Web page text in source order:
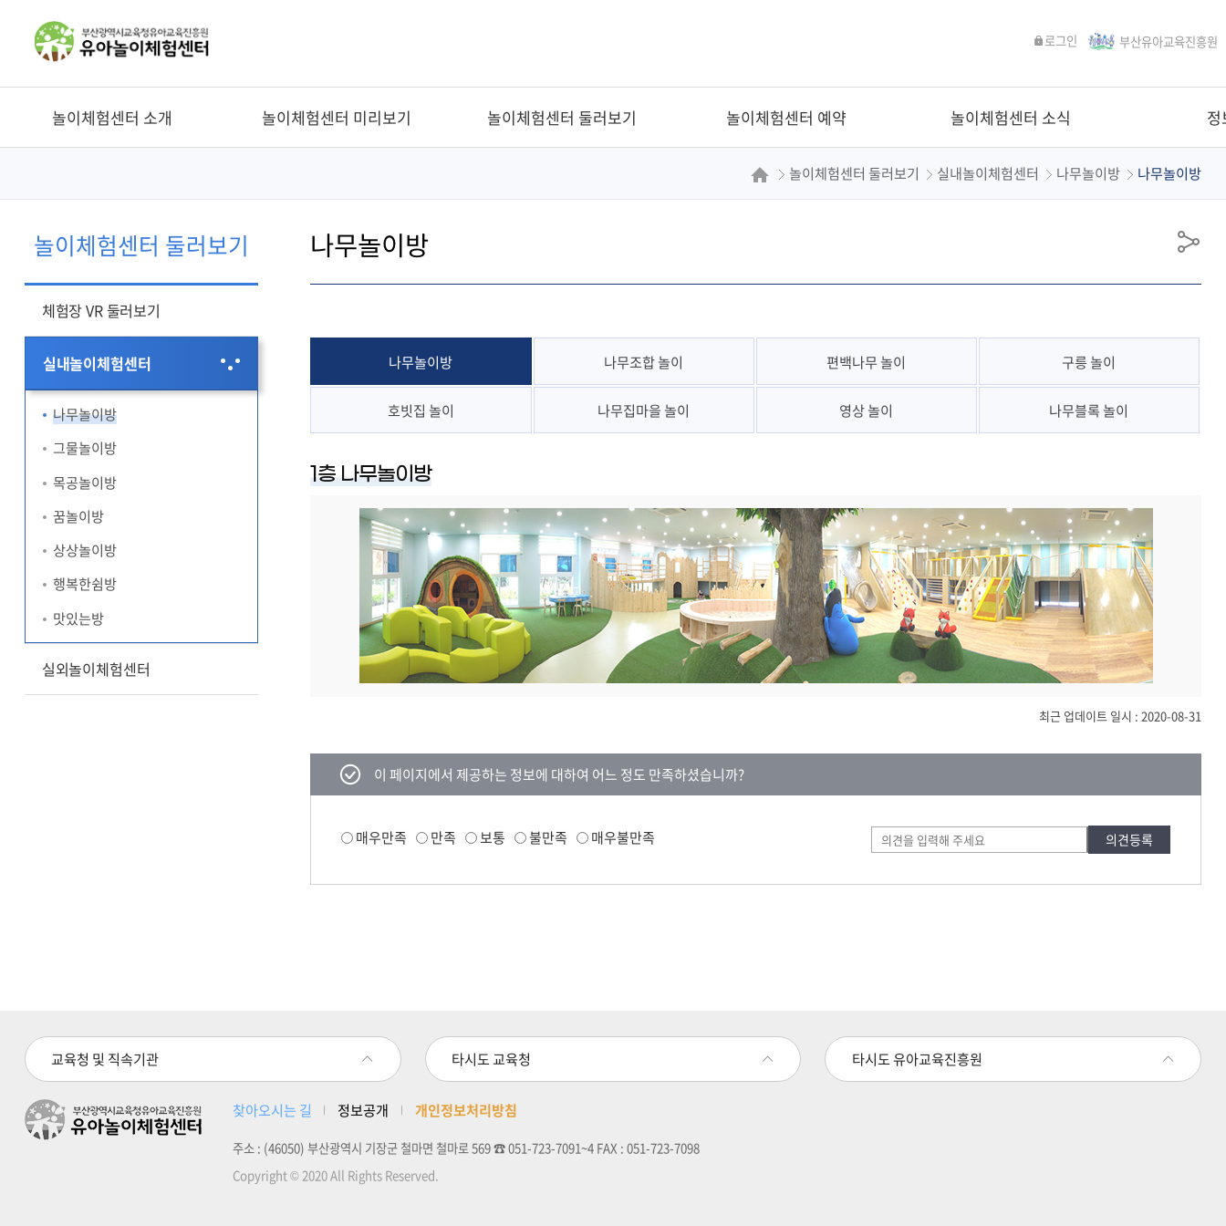
놀이체험센터 소개 놀이체험센터 미리보기 놀이체험센터 둘러보기 놀이체험센터 예약 놀이체험센터 소식
로그인 부산유아교육진흥원
놀이체험센터 둘러보기
체험장 VR 둘러보기
실내놀이체험센터
나무놀이방
그물놀이방
목공놀이방
꿈놀이방
상상놀이방
행복한쉼방
맛있는방
실외놀이체험센터
나무놀이방
놀이체험센터 둘러보기 실내놀이체험센터 나무놀이방 나무놀이방
공
나무놀이방 나무조합 놀이 편백나무 놀이 구릉 놀이
호빗집 놀이 나무집마을 놀이 영상 놀이 나무블록 놀이
1층 나무놀이방
최근 업데이트 일시 : 2020-08-31
콘텐츠
만족도
조사
이 페이지에서 제공하는 정보에 대하여 어느 정도 만족하셨습니까?
만족도
조사매우만족 만족 보통 불만족 매우불만족
교육청 및 직속기관 타시도 교육청 타시도 유아교육진흥원
찾아오시는 길 정보공개 개인정보처리방침
주소 : (46050) 부산광역시 기장군 철마면 철마로 569 ☎ 051-723-7091~4 FAX : 051-723-7098
Copyright © 2020 All Rights Reserved.